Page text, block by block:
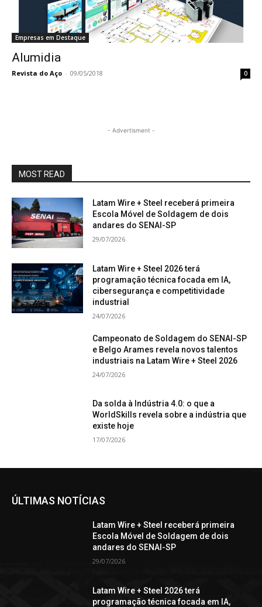
Empresas em Destaque
Alumidia
Revista do Aço - 09/05/2018 0
- Advertisment -
MOST READ
Latam Wire + Steel receberá primeira
Escola Móvel de Soldagem de dois
andares do SENAI-SP
29/07/2026
Latam Wire + Steel 2026 terá
programação técnica focada em IA,
cibersegurança e competitividade
industrial
24/07/2026
Campeonato de Soldagem do SENAI-SP
e Belgo Arames revela novos talentos
industriais na Latam Wire + Steel 2026
24/07/2026
Da solda à Indústria 4.0: o que a
WorldSkills revela sobre a indústria que
existe hoje
17/07/2026
ÚLTIMAS NOTÍCIAS
Latam Wire + Steel receberá primeira
Escola Móvel de Soldagem de dois
andares do SENAI-SP
29/07/2026
Latam Wire + Steel 2026 terá
programação técnica focada em IA,